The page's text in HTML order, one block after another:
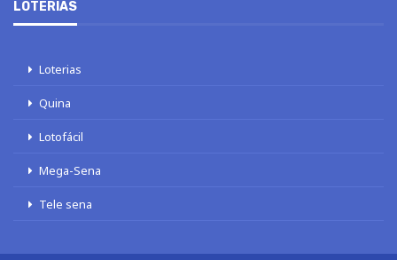
LOTERIAS
Loterias
Quina
Lotofácil
Mega-Sena
Tele sena